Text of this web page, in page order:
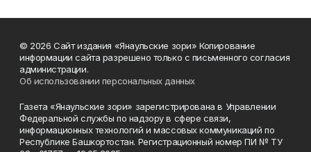
© 2026 Сайт издания «Янаульские зори» Копирование
информации сайта разрешено только с письменного согласия
администрации.
Об использовании персональных данных
Газета «Янаульские зори» зарегистрирована в Управлении
Федеральной службы по надзору в сфере связи,
информационных технологий и массовых коммуникаций по
Республике Башкортостан. Регистрационный номер ПИ № ТУ